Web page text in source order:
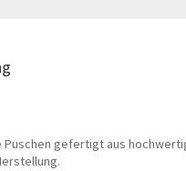
Puschen gefertigt aus